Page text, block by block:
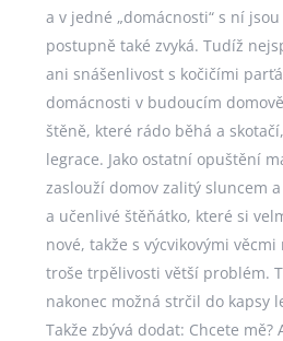
a v jedné „domácnosti“ s ní
postupně také zvyká. Tudíž
ani snášenlivost s kočičími
domácnosti v budoucím
štěně, které rádo běhá a
legrace. Jako ostatní opuštění
zaslouží domov zalitý sluncem
a učenlivé štěňátko, které si
nové, takže s výcvikovými
troše trpělivosti větší problém.
nakonec možná strčil do kapsy
Takže zbývá dodat: Chcete